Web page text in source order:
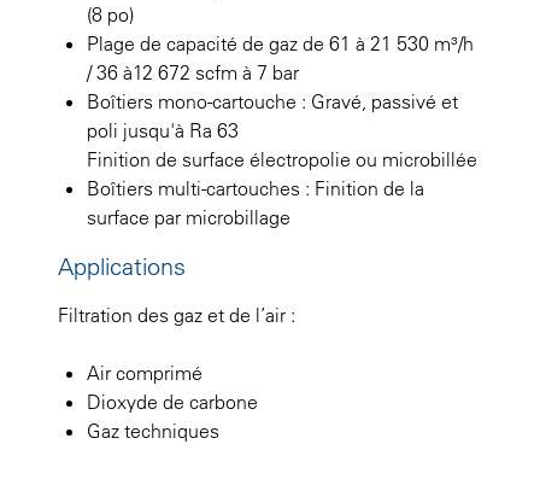
(8 po)
Plage de capacité de gaz de 61 à 21 530 m³/h
/ 36 à12 672 scfm à 7 bar
Boîtiers mono-cartouche : Gravé, passivé et
poli jusqu'à Ra 63
Finition de surface électropolie ou microbillée
Boîtiers multi-cartouches : Finition de la
surface par microbillage
Applications
Filtration des gaz et de l’air :
Air comprimé
Dioxyde de carbone
Gaz techniques